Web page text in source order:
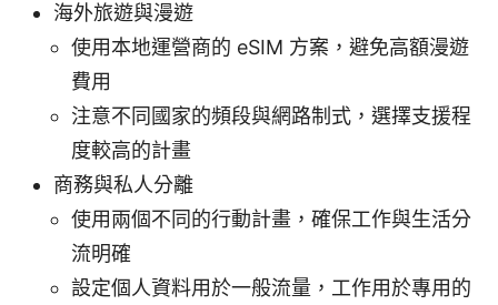
海外旅遊與漫遊
使用本地運營商的 eSIM 方案，避免高額漫遊
費用
注意不同國家的頻段與網路制式，選擇支援程
度較高的計畫
商務與私人分離
使用兩個不同的行動計畫，確保工作與生活分
流明確
設定個人資料用於一般流量，工作用於專用的